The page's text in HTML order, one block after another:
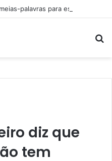
diz que
tem